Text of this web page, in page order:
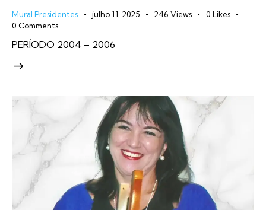
Mural Presidentes julho 11, 2025 246 Views 0 Likes
0 Comments
PERÍODO 2004 – 2006